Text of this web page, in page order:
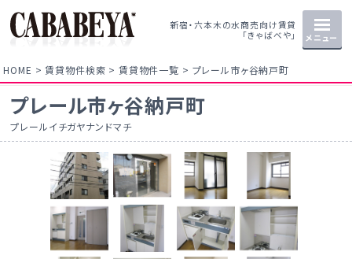
新宿・六本木の水商売向け賃貸
「きゃばべや」
メニュー
HOME 賃貸物件検索 賃貸物件一覧 プレール市ヶ谷納戸町
プレール市ヶ谷納戸町
プレールイチガヤナンドマチ